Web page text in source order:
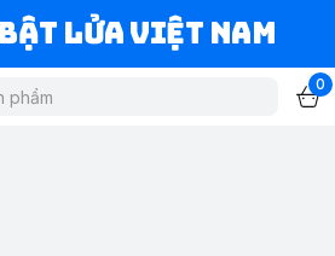
Lửa Việt Nam
0